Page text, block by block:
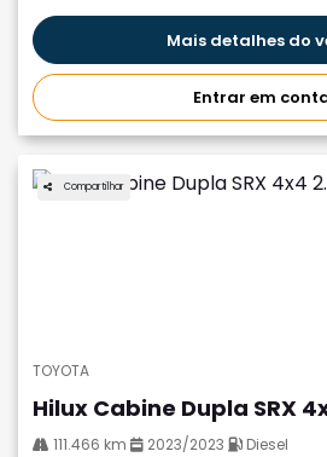
Mais detalhes do
Entrar em
Compartilhar
TOYOTA
Hilux Cabine Dupla SRX
111.466 km 2023/2023
Diesel